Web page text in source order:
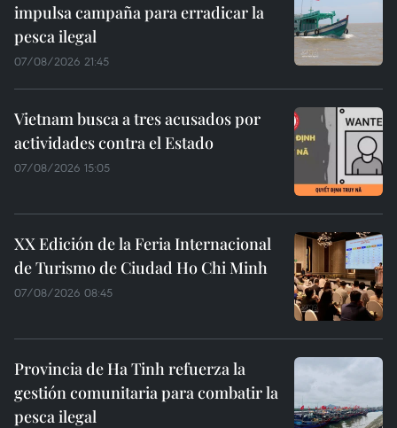
impulsa campaña para erradicar la
pesca ilegal
07/08/2026 21:45
Vietnam busca a tres acusados por
actividades contra el Estado
07/08/2026 15:05
XX Edición de la Feria Internacional
de Turismo de Ciudad Ho Chi Minh
07/08/2026 08:45
Provincia de Ha Tinh refuerza la
gestión comunitaria para combatir la
pesca ilegal